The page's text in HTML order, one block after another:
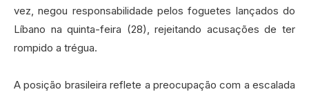
vez, negou responsabilidade pelos foguetes lançados do
Líbano na quinta-feira (28), rejeitando acusações de ter
rompido a trégua.
A posição brasileira reflete a preocupação com a escalada